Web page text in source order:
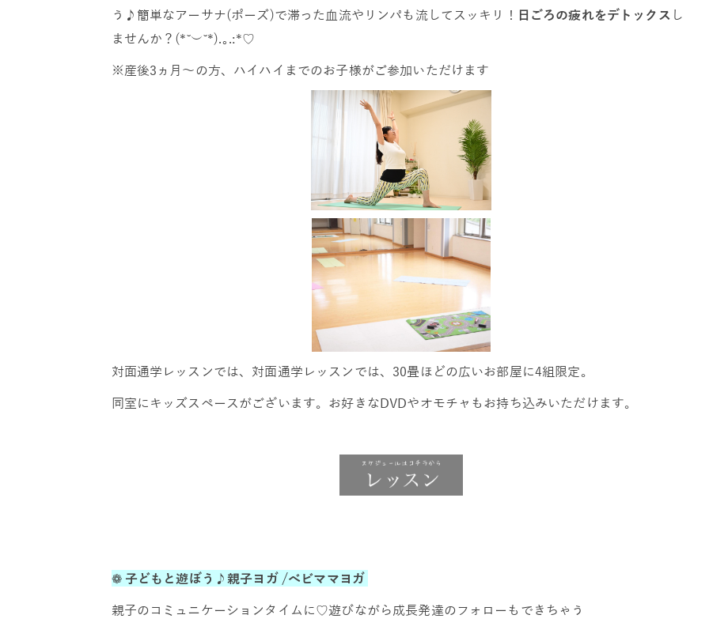
う♪簡単なアーサナ(ポーズ)で滞った血流やリンパも流してスッキリ！ 日ごろの疲れをデトックス し
ませんか？(*˘︶˘*).｡.:*♡
※産後3ヵ月～の方、ハイハイまでのお子様がご参加いただけます
対面通学レッスンでは、対面通学レッスンでは、30畳ほどの広いお部屋に4組限定。
同室にキッズスペースがございます。お好きなDVDやオモチャもお持ち込みいただけます。
❁子どもと遊ぼう♪親子ヨガ /べビママヨガ
親子のコミュニケーションタイムに♡遊びながら成長発達のフォローもできちゃう